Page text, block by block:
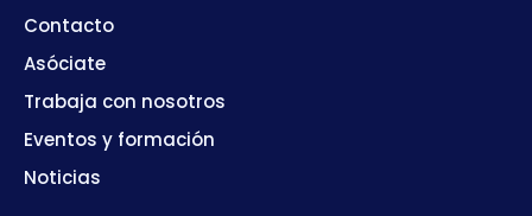
Contacto
Asóciate
Trabaja con nosotros
Eventos y formación
Noticias